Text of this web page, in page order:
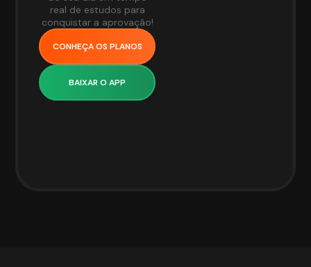
real de estudos para
conquistar a aprovação!
CONHEÇA OS PLANOS
BAIXAR O APP